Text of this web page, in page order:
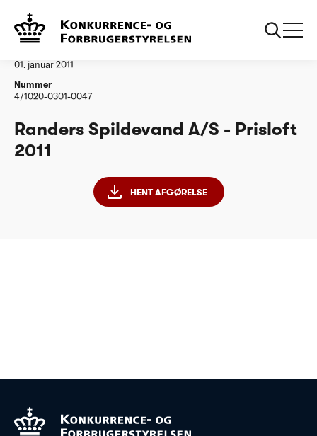
Vandtilsyn
01. januar 2011
Nummer
4/1020-0301-0047
Randers Spildevand A/S - Prisloft
2011
HENT AFGØRELSE